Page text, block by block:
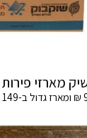
מארזי פירות